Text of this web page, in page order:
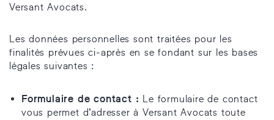
Versant Avocats.
Les données personnelles sont traitées pour les
finalités prévues ci-après en se fondant sur les bases
légales suivantes :
Formulaire de contact : Le formulaire de contact
vous permet d’adresser à Versant Avocats toute